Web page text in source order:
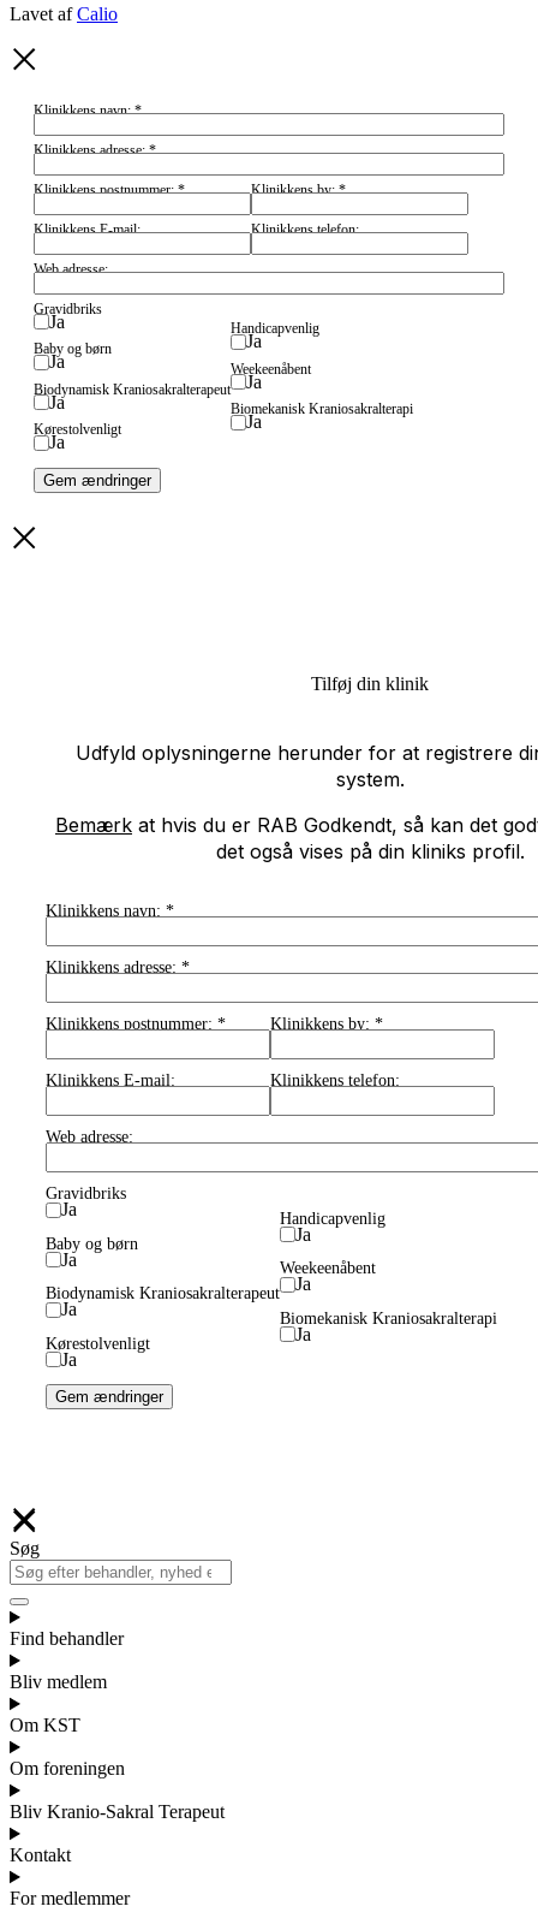
Lavet afCalio
Klinikkens navn:*
Klinikkens adresse:*
Klinikkens postnummer:* Klinikkens by:*
Klinikkens E-mail: Klinikkens telefon:
Web adresse:
Gravidbriks
Ja
Baby og børn
Ja
Biodynamisk Kraniosakralterapeut
Ja
Kørestolvenligt
Ja
Handicapvenlig
Ja
Weekeenåbent
Ja
Biomekanisk Kraniosakralterapi
Ja
Gem ændringer
Tilføj din klinik
Udfyld oplysningerne herunder for at registrere
system.
Bemærk at hvis du er RAB Godkendt, så kan det
det også vises på din kliniks profil.
Klinikkens navn: *
Klinikkens adresse: *
Klinikkens postnummer: * Klinikkens by: *
Klinikkens E-mail: Klinikkens telefon:
Web adresse:
Gravidbriks
Ja
Baby og børn
Ja
Biodynamisk Kraniosakralterapeut
Ja
Kørestolvenligt
Ja
Handicapvenlig
Ja
Weekeenåbent
Ja
Biomekanisk Kraniosakralterapi
Ja
Gem ændringer
Søg
Find behandler
Bliv medlem
Om KST
Om foreningen
Bliv Kranio-Sakral Terapeut
Kontakt
For medlemmer